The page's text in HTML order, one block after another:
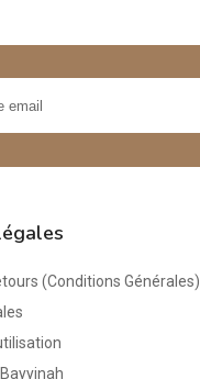
(Conditions Générales)